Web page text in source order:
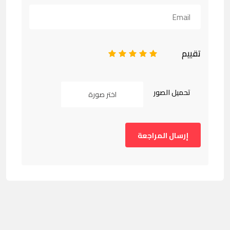
تقييم 5
4
3
2
تحميل الصور اختر صورة